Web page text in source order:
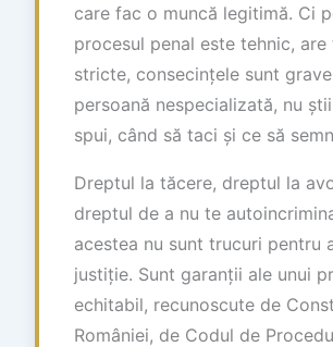
care fac o muncă legitimă. Ci
procesul penal este tehnic, are
stricte, consecințele sunt
persoană nespecializată, nu
spui, când să taci și ce să
Dreptul la tăcere, dreptul la
dreptul de a nu te
acestea nu sunt trucuri pentru
justiție. Sunt garanții ale unui
echitabil, recunoscute de
României, de Codul de